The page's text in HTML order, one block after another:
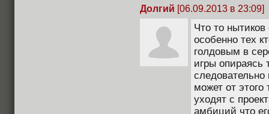
Долгий [06.09.2013 в 23:09]
Что то
особенно тех
голдовым в
игры опираясь
может от
уходят с
амбиций что